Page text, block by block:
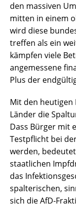
den massiven
mitten in einem
wird diese
treffen als ein
kämpfen viele
angemessene
Plus der
Mit den heutigen
Länder die
Dass Bürger mit
Testpflicht bei
werden,
staatlichen
das
spalterischen,
sich die AfD-